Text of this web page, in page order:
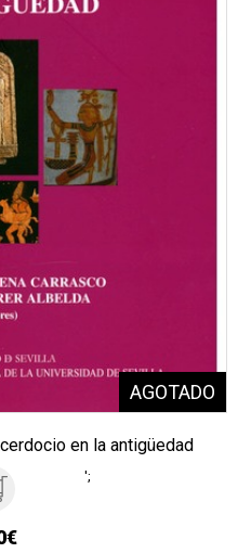
en la antigüedad
';